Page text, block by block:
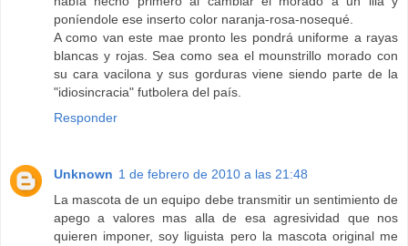
poníendole ese inserto color naranja-rosa-nosequé.
A como van este mae pronto les pondrá uniforme a rayas
blancas y rojas. Sea como sea el mounstrillo morado con
su cara vacilona y sus gorduras viene siendo parte de la
"idiosincracia" futbolera del país.
Responder
Unknown 1 de febrero de 2010 a las 21:48
La mascota de un equipo debe transmitir un sentimiento de
apego a valores mas alla de esa agresividad que nos
quieren imponer, soy liguista pero la mascota original me